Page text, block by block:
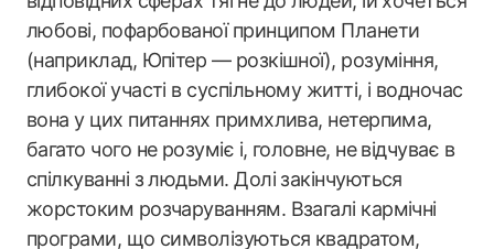
любові, пофарбованої принципом Планети
(наприклад, Юпітер — розкішної), розуміння,
глибокої участі в суспільному житті, і водночас
вона у цих питаннях примхлива, нетерпима,
багато чого не розуміє і, головне, не відчуває в
спілкуванні з людьми. Долі закінчуються
жорстоким розчаруванням. Взагалі кармічні
програми, що символізуються квадратом,